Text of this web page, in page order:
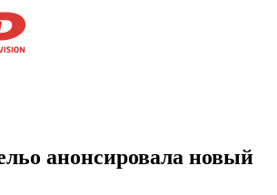
анонсировала новый